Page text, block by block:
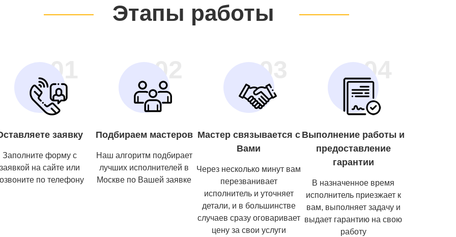
Этапы работы
01
заявку
Заполните форму с
на сайте или
по телефону
02
Подбираем мастеров
Наш алгоритм подбирает
лучших исполнителей в
Москве по Вашей заявке
03
Мастер связывается с
Вами
Через несколько минут вам
перезванивает
исполнитель и уточняет
детали, и в большинстве
случаев сразу оговаривает
цену за свои услуги
04
Выполнение работы и
предоставление
гарантии
В назначенное время
исполнитель приезжает к
вам, выполняет задачу и
выдает гарантию на свою
работу